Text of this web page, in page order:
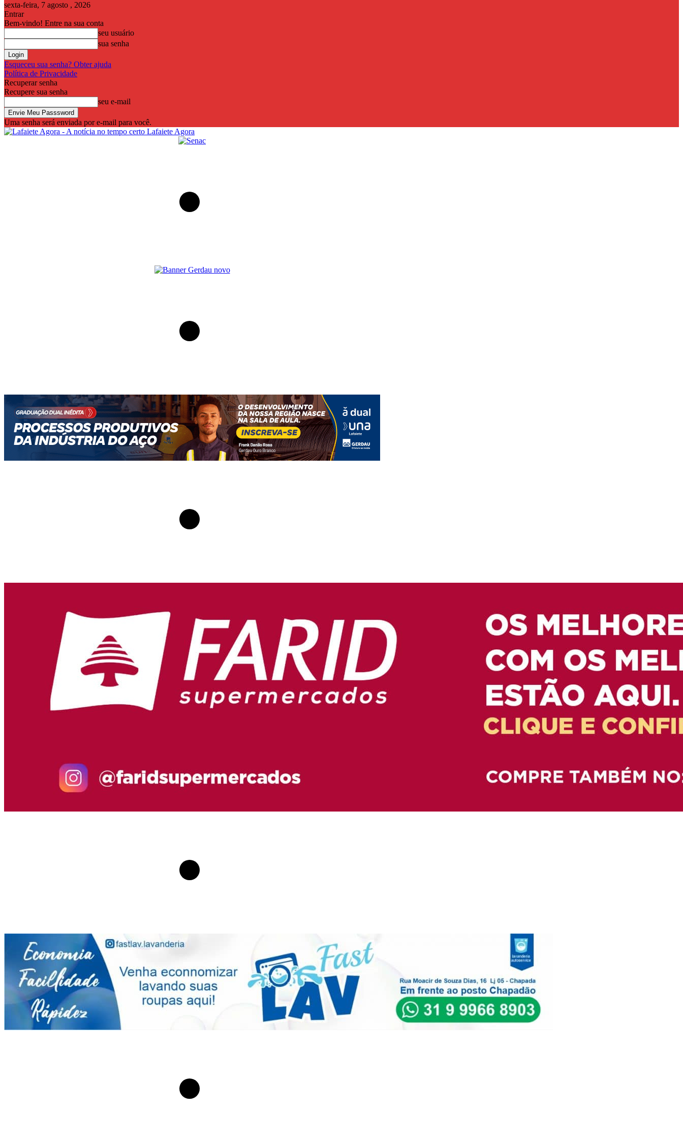
sexta-feira, 7 agosto , 2026
Entrar
Bem-vindo! Entre na sua conta
seu usuário
sua senha
Esqueceu sua senha? Obter ajuda
Política de Privacidade
Recuperar senha
Recupere sua senha
seu e-mail
Uma senha será enviada por e-mail para você.
Lafaiete Agora